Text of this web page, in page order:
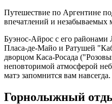
Путешествие по Аргентине
впечатлений и незабываемых
Буэнос-Айрос с его
Пласа-де-Майо и Ратушей
дворцом Каса-Росада
неповторимой атмосферой
матэ запомнится вам навсегда.
Горнолыжный